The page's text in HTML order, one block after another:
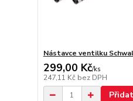
Nástavce ventilku
299,00 Kč/ks
247,11 Kč bez DPH